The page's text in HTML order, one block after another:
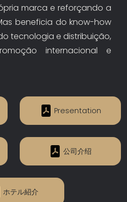
marca e reforçando a
beneficia do know-how
tecnologia e distribuição,
internacional e
Presentation
公司介绍
ホテル紹介